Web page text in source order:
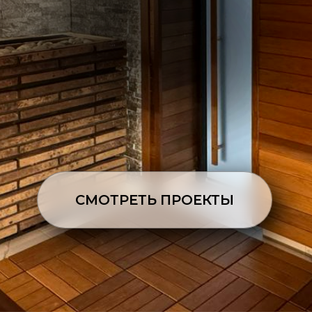
СМОТРЕТЬ ПРОЕКТЫ